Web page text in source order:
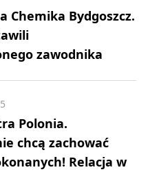
Chemika Bydgoszcz.
zawodnika
Polonia.
chcą zachować
Relacja w